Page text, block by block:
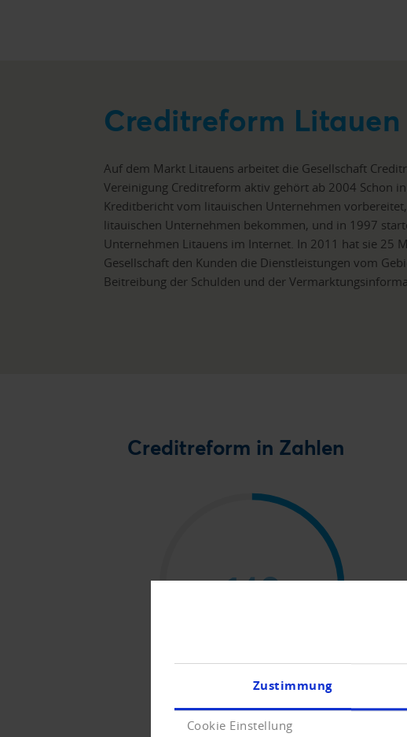
Zustimmung
Cookie Einstellung
Creditreform Litauen
Auf dem Markt Litauens arbeitet die Gesellschaft
Vereinigung Creditreform aktiv gehört ab 2004 Schon
Kreditbericht vom litauischen Unternehmen
litauischen Unternehmen bekommen, und in 1997
Unternehmen Litauens im Internet. In 2011 hat sie 25
Gesellschaft den Kunden die Dienstleistungen vom
Beitreibung der Schulden und der
Creditreform in Zahlen
140